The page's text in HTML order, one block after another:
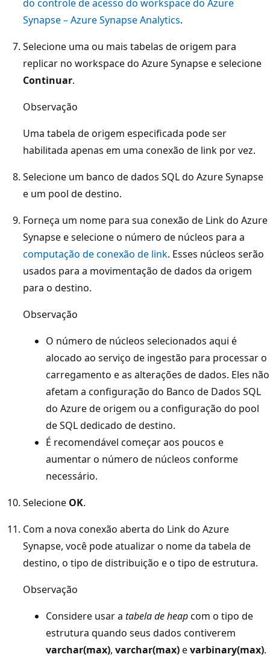
do controle de acesso do workspace do Azure
Synapse – Azure Synapse Analytics.
Selecione uma ou mais tabelas de origem para
replicar no workspace do Azure Synapse e selecione
Continuar.
Observação
Uma tabela de origem especificada pode ser
habilitada apenas em uma conexão de link por vez.
Selecione um banco de dados SQL do Azure Synapse
e um pool de destino.
Forneça um nome para sua conexão de Link do Azure
Synapse e selecione o número de núcleos para a
computação de conexão de link. Esses núcleos serão
usados para a movimentação de dados da origem
para o destino.
Observação
O número de núcleos selecionados aqui é
alocado ao serviço de ingestão para processar o
carregamento e as alterações de dados. Eles não
afetam a configuração do Banco de Dados SQL
do Azure de origem ou a configuração do pool
de SQL dedicado de destino.
É recomendável começar aos poucos e
aumentar o número de núcleos conforme
necessário.
Selecione OK.
Com a nova conexão aberta do Link do Azure
Synapse, você pode atualizar o nome da tabela de
destino, o tipo de distribuição e o tipo de estrutura.
Observação
Considere usar a tabela de heapcom o tipo de
estrutura quando seus dados contiverem
varchar(max), varchar(max)evarbinary(max).